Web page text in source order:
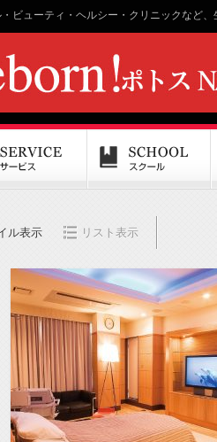
ビューティ・ヘルシー・クリニックなど
ル表示 リスト表示